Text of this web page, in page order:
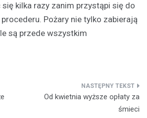
kilka razy zanim przystąpi się do
Pożary nie tylko zabierają
są przede wszystkim
Od kwietnia wyższe opłaty za
śmieci